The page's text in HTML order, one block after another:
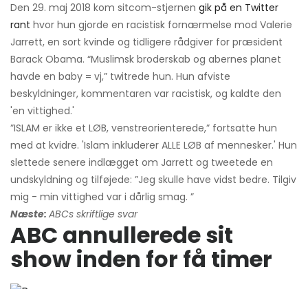
Den 29. maj 2018 kom sitcom-stjernen gik på en Twitter
rant hvor hun gjorde en racistisk fornærmelse mod Valerie
Jarrett, en sort kvinde og tidligere rådgiver for præsident
Barack Obama. “Muslimsk broderskab og abernes planet
havde en baby = vj,” twitrede hun. Hun afviste
beskyldninger, kommentaren var racistisk, og kaldte den
'en vittighed.'
”ISLAM er ikke et LØB, venstreorienterede,” fortsatte hun
med at kvidre. 'Islam inkluderer ALLE LØB ​​af mennesker.' Hun
slettede senere indlægget om Jarrett og tweetede en
undskyldning og tilføjede: ”Jeg skulle have vidst bedre. Tilgiv
mig - min vittighed var i dårlig smag. ”
Næste: ABCs skriftlige svar
ABC annullerede sit
show inden for få timer